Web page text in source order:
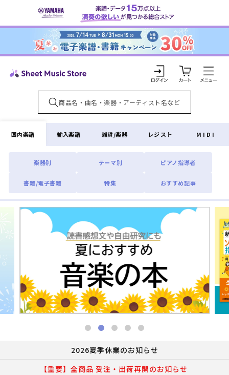
ンツに
ロ
グ
イ
ン
カ
ー
ト
国内楽譜
楽器別 テーマ別 ピアノ指導者
書籍/電子書籍 特集 おすすめ記事
輸入楽譜 雑貨/楽器 レジスト MIDI
2026夏季休業のお知らせ
【重要】全商品 受注・出荷再開のお知らせ